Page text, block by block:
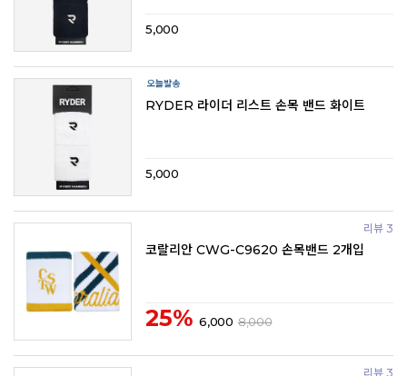
5,000
RYDER 라이더 리스트 손목 밴드 화이트
5,000
리뷰 3
코랄리안 CWG-C9620 손목밴드 2개입
25% 6,000 8,000
리뷰 3